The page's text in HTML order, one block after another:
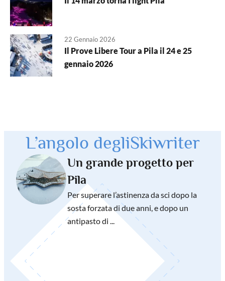
22 Gennaio 2026
Il Prove Libere Tour a Pila il 24 e 25
gennaio 2026
L’angolo degliSkiwriter
Un grande progetto per
Pila
Per superare l’astinenza da sci dopo la
sosta forzata di due anni, e dopo un
antipasto di ...